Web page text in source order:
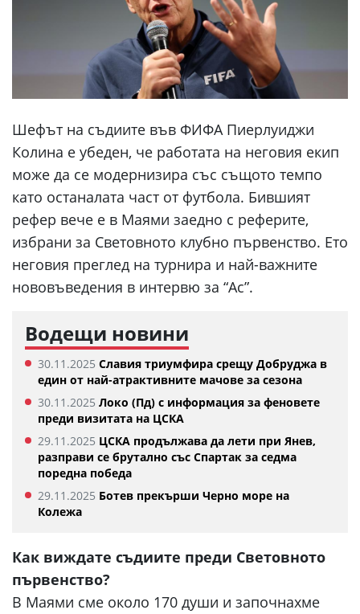
Шефът на съдиите във ФИФА Пиерлуиджи
Колина е убеден, че работата на неговия екип
може да се модернизира със същото темпо
като останалата част от футбола. Бившият
рефер вече е в Маями заедно с реферите,
избрани за Световното клубно първенство. Ето
неговия преглед на турнира и най-важните
нововъведения в интервю за “Ас”.
Водещи новини
30.11.2025 Славия триумфира срещу Добруджа в
един от най-атрактивните мачове за сезона
30.11.2025 Локо (Пд) с информация за феновете
преди визитата на ЦСКА
29.11.2025 ЦСКА продължава да лети при Янев,
разправи се брутално със Спартак за седма
поредна победа
29.11.2025 Ботев прекърши Черно море на
Колежа
Как виждате съдиите преди Световното
първенство?
В Маями сме около 170 души и започнахме